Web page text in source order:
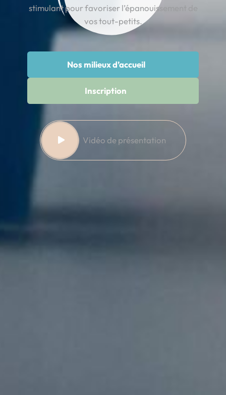
stimulant pour favoriser l’épanouissement de
vos tout-petits.
Nos milieux d’accueil
Inscription
Vidéo de présentation